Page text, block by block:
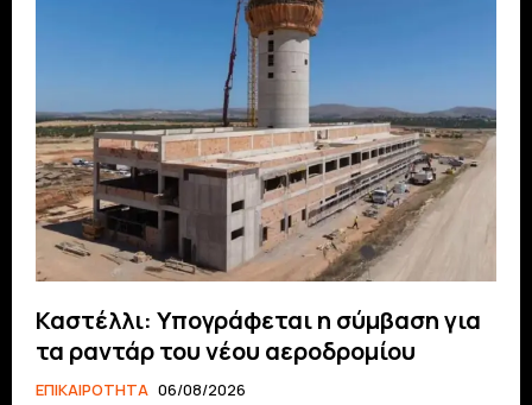
Καστέλλι: Υπογράφεται η σύμβαση για
τα ραντάρ του νέου αεροδρομίου
ΕΠΙΚΑΙΡΟΤΗΤΑ 06/08/2026